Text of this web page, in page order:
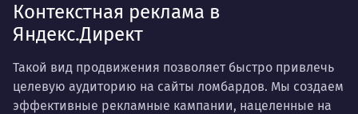
Контекстная реклама в
Яндекс.Директ
Такой вид продвижения позволяет быстро привлечь
целевую аудиторию на сайты ломбардов. Мы создаем
эффективные рекламные кампании, нацеленные на